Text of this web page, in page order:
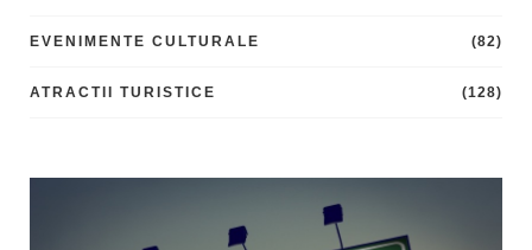
EVENIMENTE CULTURALE (82)
ATRACTII TURISTICE (128)